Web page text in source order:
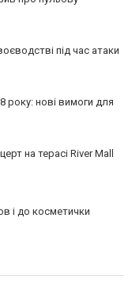
під час атаки
року: нові вимоги для
на терасі River Mall
і до косметички